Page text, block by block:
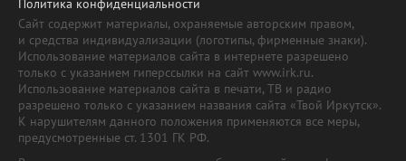
Политика конфиденциальности
Сайт содержит материалы, охраняемые авторским правом,
и средства индивидуализации (логотипы, фирменные знаки).
Использование материалов сайта в интернете разрешено
только с указанием гиперссылки на сайт www.irk.ru.
Использование материалов сайта в печати, ТВ и радио
разрешено только с указанием названия сайта «Твой Иркутск».
К нарушителям данного положения применяются все меры,
предусмотренные ст. 1301 ГК РФ.